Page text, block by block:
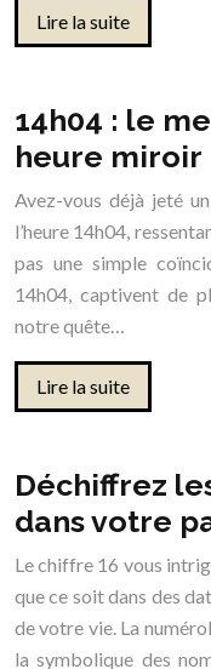
Lire la suite
14h04 : le
heure miroir
Avez-vous déjà jeté
l’heure 14h04,
pas une simple
14h04, captivent de
notre quête…
Lire la suite
Déchiffrez
dans votre
Le chiffre 16 vous
que ce soit dans des
de votre vie. La
la symbolique des